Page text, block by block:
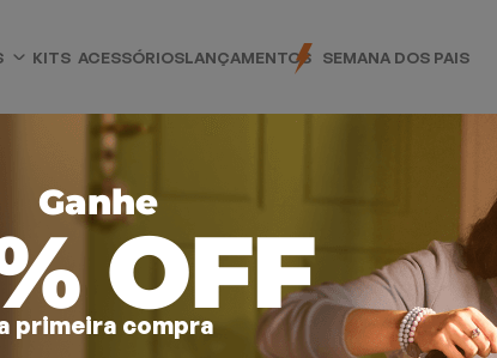
KITS ACESSÓRIOSLANÇAMENTOS SEMANA DOS PAIS
Ganhe
OFF
primeira compra